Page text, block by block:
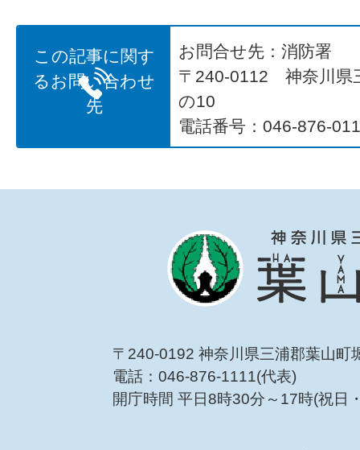
この記事に関す
るお問い合わせ
先
お問合せ先：消防署
〒240-0112 神奈川県
の10
電話番号：046-876-
〒240-0192 神奈川県三浦郡葉山町
電話：046-876-1111(代表)
開庁時間 平日8時30分～17時(祝日